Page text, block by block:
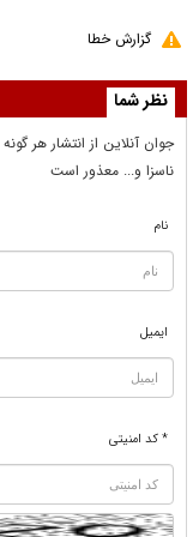
گزارش خطا
نظر شما
جوان آنلاين از انتشار هر
ناسزا و... معذور است
نام
ایمیل
* کد امنیتی